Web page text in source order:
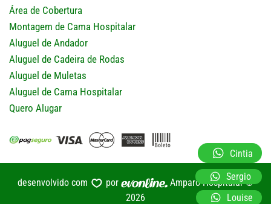
Área de Cobertura
Montagem de Cama Hospitalar
Aluguel de Andador
Aluguel de Cadeira de Rodas
Aluguel de Muletas
Aluguel de Cama Hospitalar
Quero Alugar
desenvolvido com por
Amparo Hospitalar ©
2026
Cintia
Louise
Sergio